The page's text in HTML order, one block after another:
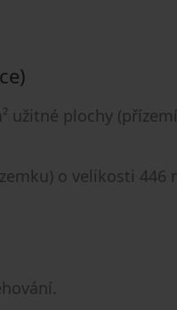
užitné plochy
o velikosti 446